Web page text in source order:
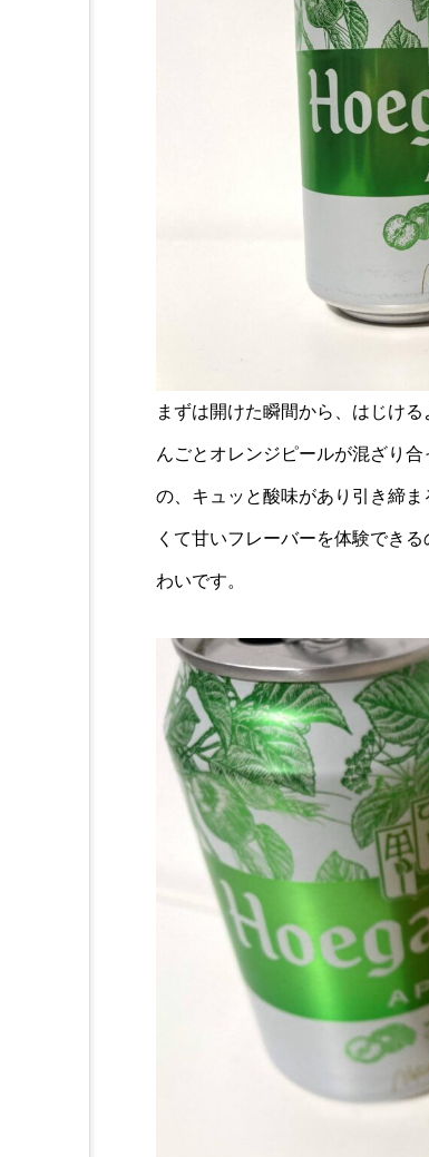
まずは開けた瞬間から、はじけ
んごとオレンジピールが混ざり
の、キュッと酸味があり引き締
くて甘いフレーバーを体験でき
わいです。